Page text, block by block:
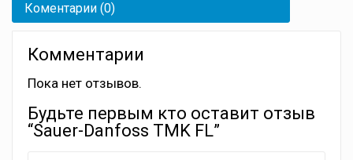
Коментарии (0)
Комментарии
Пока нет отзывов.
Будьте первым кто оставит отзыв
“Sauer-Danfoss TMK FL”